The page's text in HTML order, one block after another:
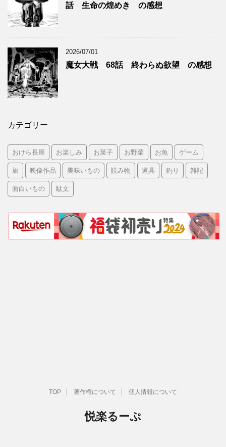
話 生命の煌めき の感想
2026/07/01
魔女大戦 68話 終わらぬ欲望 の感想
カテゴリー
おけら長屋 お楽しみ お菓子 お野菜 お魚 ゲーム
旅 映像作品 美味いもの 読み物 道具 釣り 雑記
面白いもの 駄文
TOP 著作権について 個人情報について
悦楽るーぷ